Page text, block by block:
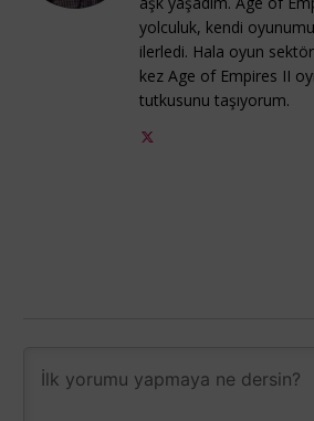
yolculuk, kendi
ilerledi. Hala oyun
kez Age of Empires II
tutkusunu taşıyorum.